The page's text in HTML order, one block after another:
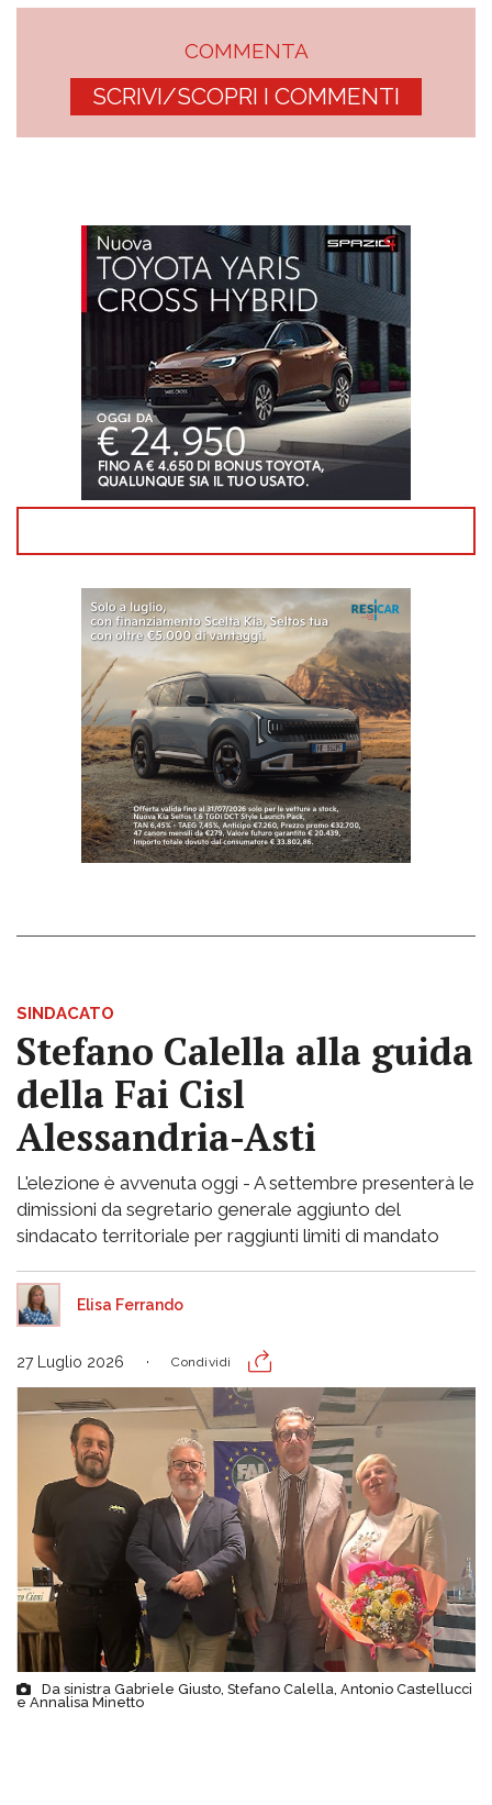
COMMENTA
SCRIVI/SCOPRI I COMMENTI
SINDACATO
Stefano Calella alla guida
della Fai Cisl
Alessandria-Asti
L'elezione è avvenuta oggi - A settembre presenterà le
dimissioni da segretario generale aggiunto del
sindacato territoriale per raggiunti limiti di mandato
Elisa Ferrando
27 Luglio 2026 Condividi
Da sinistra Gabriele Giusto, Stefano Calella, Antonio Castellucci
e Annalisa Minetto